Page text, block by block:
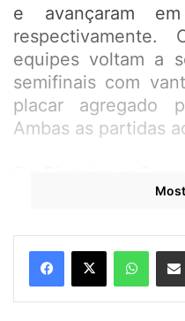
e avançaram
equipes voltam a
semifinais com
placar agregado
Ambas as partidas
a 0 com gol de
o Imperatriz que
Frei, por 2 a 0.